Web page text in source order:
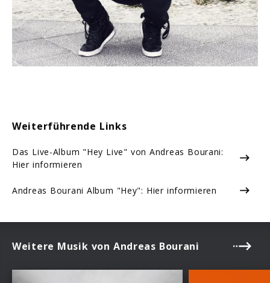
Weiterführende Links
Das Live-Album "Hey Live" von Andreas Bourani:
Hier informieren
Andreas Bourani Album "Hey": Hier informieren
Weitere Musik von Andreas Bourani